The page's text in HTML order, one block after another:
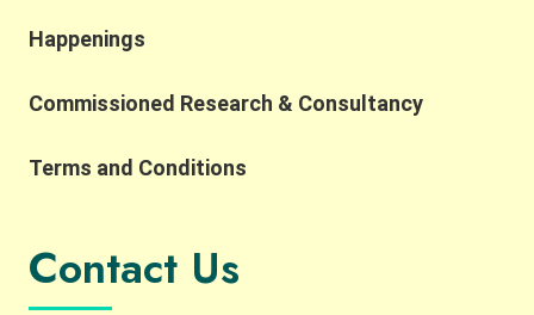
佢嘅價值﹐所以講到尾﹐究竟有咩辦法可以整合呢啲
唔知你又有咩諗法呢？ ==================== 身為
企業管理層當然要諗多一步﹐如果想要多啲推動企業
續企業家（中小企）嘉許計劃」啦。由我地港大商界
資源及知識，應對永續挑戰！ 2022年度的計劃現正
接受申請，今年度嘅主題為「循環經濟與業務抗禦
力」，並聚焦於餐飲業。 報名去到2022年8月31號！
Happenings
Commissioned Research & Consultancy
Terms and Conditions
Contact Us